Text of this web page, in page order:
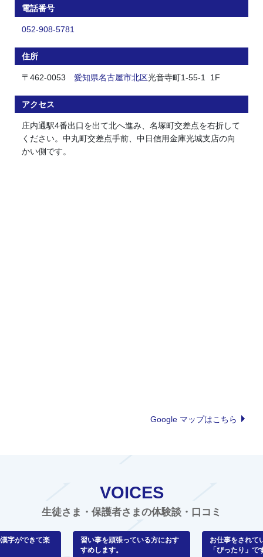
電話番号
052-908-5781
住所
〒462-0053 愛知県名古屋市北区光音寺町1-55-1 1F
アクセス
庄内通駅4番出口を出て北へ進み、名塚町交差点を右折して
ください。中丸町交差点手前、中日信用金庫光城支店の向
かい側です。
Google マップはこちら
VOICES
生徒さま・保護者さまの体験談・口コミ
字ができて楽
習い事を頑張っている方におす
すめします。
お仕事をされて
「ぴったり」で